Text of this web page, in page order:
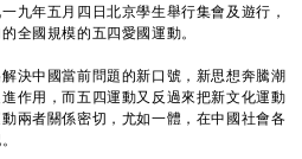
九年五月四日北京學生舉行集會及遊行，
全國規模的五四愛國運動。
中國當前問題的新口號，新思想奔騰潮
作用，而五四運動又反過來把新文化運動
兩者關係密切，尤如一體，在中國社會各